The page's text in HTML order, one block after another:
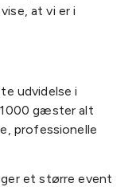
at vi er i
udvidelse i
1000 gæster alt
professionelle
et større event